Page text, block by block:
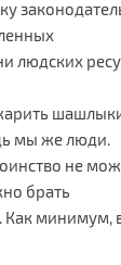
людских
мы же люди.
не
брать
Как минимум,